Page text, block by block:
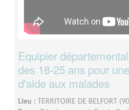
Equipier
des 18-25 ans pour
d'aide aux malades
Lieu :
TERRITOIRE DE BELFORT